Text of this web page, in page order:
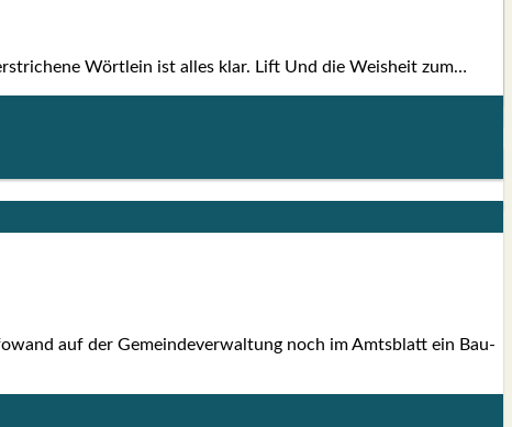
Wört­lein ist alles klar. Lift Und die Weis­heit zum…
auf der Gemein­de­ver­wal­tung noch im Amts­blatt ein Bau­